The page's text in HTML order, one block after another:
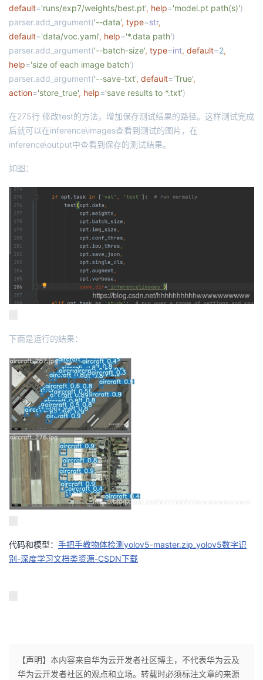
default='runs/exp7/weights/best.pt', help='model.pt path(s)')
parser.add_argument('--data', type=str,
default='data/voc.yaml', help='*.data path')
parser.add_argument('--batch-size', type=int, default=2,
help='size of each image batch')
parser.add_argument('--save-txt', default='True',
action='store_true', help='save results to *.txt')
在275行 修改test的方法，增加保存测试结果的路径。这样测试完成
后就可以在inference\images查看到测试的图片，在
inference\output中查看到保存的测试结果。
如图：
下面是运行的结果：
代码和模型： 手把手教物体检测yolov5-master.zip_yolov5数字识
别-深度学习文档类资源-CSDN下载
【声明】本内容来自华为云开发者社区博主，不代表华为云及
华为云开发者社区的观点和立场。转载时必须标注文章的来源